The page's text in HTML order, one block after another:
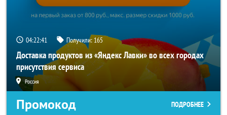
04:22:40 Получили: 165
Доставка продуктов из «Яндекс Лавки» во всех городах
присутствия сервиса
Россия
Промокод ПОДРОБНЕЕ